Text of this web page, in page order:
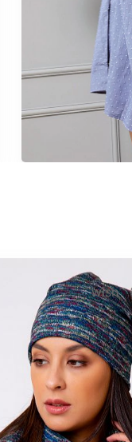
wish